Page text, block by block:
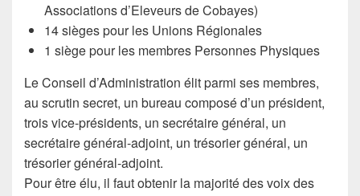
Associations d’Eleveurs de Cobayes)
14 sièges pour les Unions Régionales
1 siège pour les membres Personnes Physiques
Le Conseil d’Administration élit parmi ses membres,
au scrutin secret, un bureau composé d’un président,
trois vice-présidents, un secrétaire général, un
secrétaire général-adjoint, un trésorier général, un
trésorier général-adjoint.
Pour être élu, il faut obtenir la majorité des voix des